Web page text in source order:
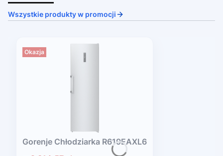
Wszystkie produkty w promocji
Okazja
Gorenje Chłodziarka R619EAXL6